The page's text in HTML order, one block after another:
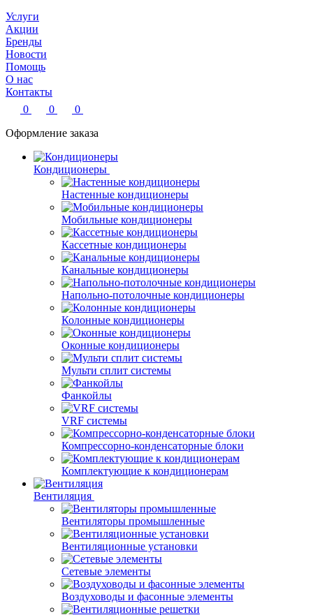
Услуги
Акции
Бренды
Новости
Помощь
О нас
Контакты
0
0
0
Оформление заказа
Кондиционеры
Настенные кондиционеры
Мобильные кондиционеры
Кассетные кондиционеры
Канальные кондиционеры
Напольно-потолочные кондиционеры
Колонные кондиционеры
Оконные кондиционеры
Мульти сплит системы
Фанкойлы
VRF системы
Компрессорно-конденсаторные блоки
Комплектующие к кондиционерам
Вентиляция
Вентиляторы промышленные
Вентиляционные установки
Сетевые элементы
Воздуховоды и фасонные элементы